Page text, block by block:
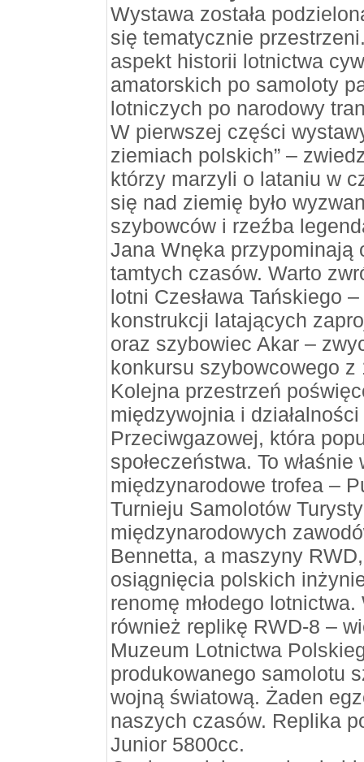
Wystawa została
się tematycznie
aspekt historii lotnictwa
amatorskich po samoloty
lotniczych po narodowy
W pierwszej części
ziemiach polskich” –
którzy marzyli o lataniu w
się nad ziemię było
szybowców i rzeźba
Jana Wnęka przypominają
tamtych czasów. Warto
lotni Czesława Tańskiego
konstrukcji latających
oraz szybowiec Akar –
konkursu szybowcowego z
Kolejna przestrzeń
międzywojnia i
Przeciwgazowej, która
społeczeństwa. To
międzynarodowe trofea –
Turnieju Samolotów
międzynarodowych
Bennetta, a maszyny
osiągnięcia polskich
renomę młodego
również replikę RWD-8 –
Muzeum Lotnictwa
produkowanego samolotu
wojną światową. Żaden
naszych czasów. Replika
Junior 5800cc.